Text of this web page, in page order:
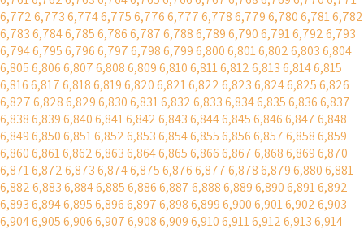
6,7726,7736,7746,7756,7766,7776,7786,7796,7806,7816,782
6,7836,7846,7856,7866,7876,7886,7896,7906,7916,7926,793
6,7946,7956,7966,7976,7986,7996,8006,8016,8026,8036,804
6,8056,8066,8076,8086,8096,8106,8116,8126,8136,8146,815
6,8166,8176,8186,8196,8206,8216,8226,8236,8246,8256,826
6,8276,8286,8296,8306,8316,8326,8336,8346,8356,8366,837
6,8386,8396,8406,8416,8426,8436,8446,8456,8466,8476,848
6,8496,8506,8516,8526,8536,8546,8556,8566,8576,8586,859
6,8606,8616,8626,8636,8646,8656,8666,8676,8686,8696,870
6,8716,8726,8736,8746,8756,8766,8776,8786,8796,8806,881
6,8826,8836,8846,8856,8866,8876,8886,8896,8906,8916,892
6,8936,8946,8956,8966,8976,8986,8996,9006,9016,9026,903
6,9046,9056,9066,9076,9086,9096,9106,9116,9126,9136,914